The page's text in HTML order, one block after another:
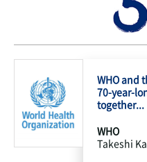
WHO and
70-year-
together...
WHO
Takeshi